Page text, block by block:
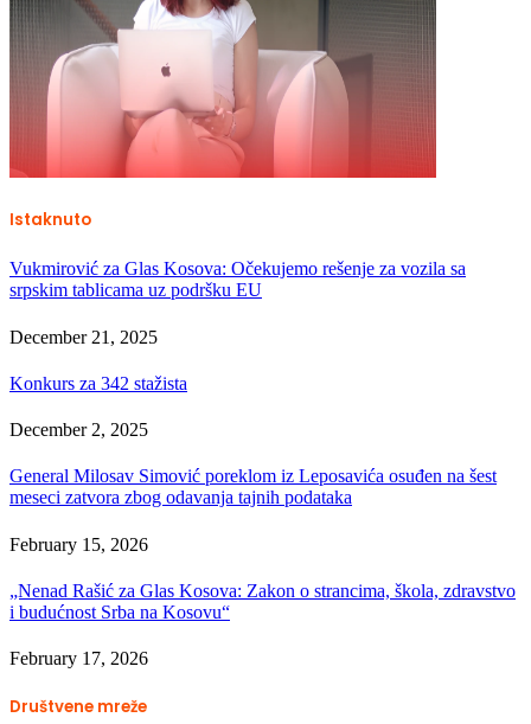
Istaknuto
Vukmirović za Glas Kosova: Očekujemo rešenje za vozila sa
srpskim tablicama uz podršku EU
December 21, 2025
Konkurs za 342 stažista
December 2, 2025
General Milosav Simović poreklom iz Leposavića osuđen na šest
meseci zatvora zbog odavanja tajnih podataka
February 15, 2026
„Nenad Rašić za Glas Kosova: Zakon o strancima, škola, zdravstvo
i budućnost Srba na Kosovu“
February 17, 2026
Društvene mreže